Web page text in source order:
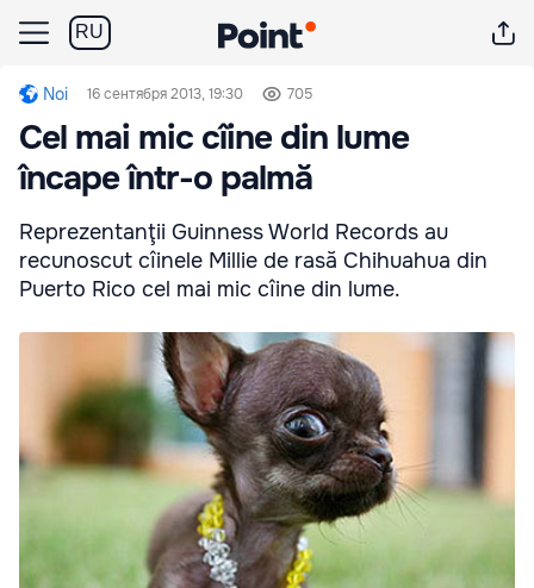
RU
Noi 16 сентября 2013, 19:30 705
Cel mai mic cîine din lume
încape într-o palmă
Reprezentanţii Guinness World Records au
recunoscut cîinele Millie de rasă Chihuahua din
Puerto Rico cel mai mic cîine din lume.